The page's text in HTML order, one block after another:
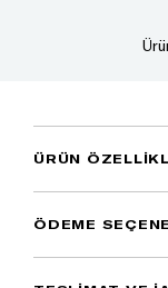
ÜRÜN
ÖDEME